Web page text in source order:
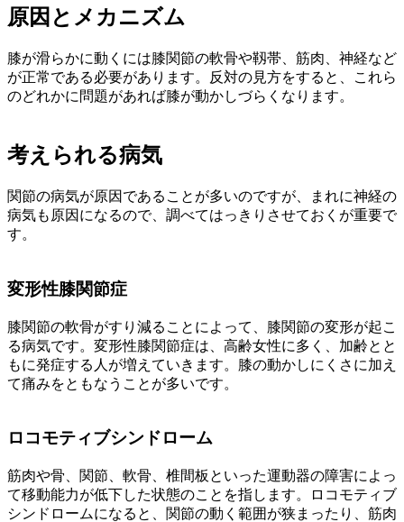
原因とメカニズム
膝が滑らかに動くには膝関節の軟骨や靱帯、筋肉、神経など
が正常である必要があります。反対の見方をすると、これら
のどれかに問題があれば膝が動かしづらくなります。
考えられる病気
関節の病気が原因であることが多いのですが、まれに神経の
病気も原因になるので、調べてはっきりさせておくが重要で
す。
変形性膝関節症
膝関節の軟骨がすり減ることによって、膝関節の変形が起こ
る病気です。変形性膝関節症は、高齢女性に多く、加齢とと
もに発症する人が増えていきます。膝の動かしにくさに加え
て痛みをともなうことが多いです。
ロコモティブシンドローム
筋肉や骨、関節、軟骨、椎間板といった運動器の障害によっ
て移動能力が低下した状態のことを指します。ロコモティブ
シンドロームになると、関節の動く範囲が狭まったり、筋肉